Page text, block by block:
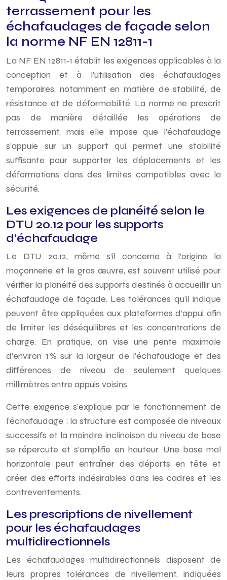
terrassement pour les
échafaudages de façade selon
la norme NF EN 12811-1
La NF EN 12811‑1 établit les exigences applicables à la
conception et à l’utilisation des échafaudages
temporaires, notamment en matière de stabilité, de
résistance et de déformabilité. La norme ne prescrit
pas de manière détaillée les opérations de
terrassement, mais elle impose que l’échafaudage
s’appuie sur un support qui permet une stabilité
suffisante pour supporter les déplacements et les
déformations dans des limites compatibles avec la
sécurité.
Les exigences de planéité selon le
DTU 20.12 pour les supports
d’échafaudage
Le DTU 20.12, même s’il concerne à l’origine la
maçonnerie et le gros œuvre, est souvent utilisé pour
vérifier la planéité des supports destinés à accueillir un
échafaudage de façade. Les tolérances qu’il indique
peuvent être appliquées aux plateformes d’appui afin
de limiter les déséquilibres et les concentrations de
charge. En pratique, on vise une pente maximale
d’environ 1 % sur la largeur de l’échafaudage et des
différences de niveau de seulement quelques
millimètres entre appuis voisins.
Cette exigence s’explique par le fonctionnement de
l’échafaudage ; la structure est composée de niveaux
successifs et la moindre inclinaison du niveau de base
se répercute et s’amplifie en hauteur. Une base mal
horizontale peut entraîner des déports en tête et
créer des efforts indésirables dans les cadres et les
contreventements.
Les prescriptions de nivellement
pour les échafaudages
multidirectionnels
Les échafaudages multidirectionnels disposent de
leurs propres tolérances de nivellement, indiquées